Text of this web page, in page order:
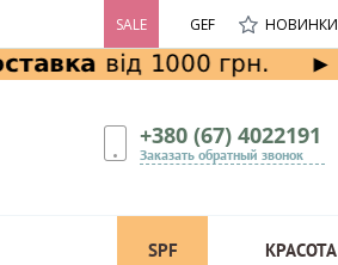
SALE GEF НОВИНКИ
+380 (67) 4022191
Заказать обратный звонок
SPF КРАСОТА